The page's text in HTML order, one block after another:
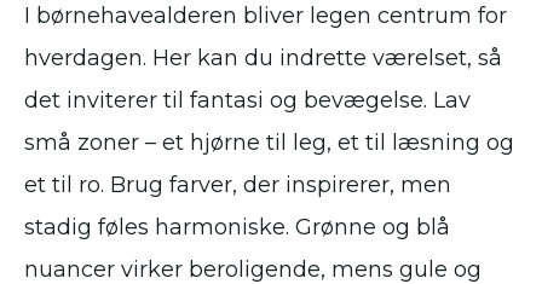
I børnehavealderen bliver legen centrum for
hverdagen. Her kan du indrette værelset, så
det inviterer til fantasi og bevægelse. Lav
små zoner – et hjørne til leg, et til læsning og
et til ro. Brug farver, der inspirerer, men
stadig føles harmoniske. Grønne og blå
nuancer virker beroligende, mens gule og